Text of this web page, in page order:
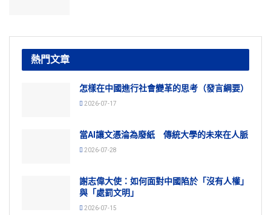
熱門文章
怎樣在中國進行社會變革的思考（發言綱要）
2026-07-17
當AI讓文憑淪為廢紙 傳統大學的未來在人脈
2026-07-28
謝志偉大使：如何面對中國陷於「沒有人權」
與「處罰文明」
2026-07-15